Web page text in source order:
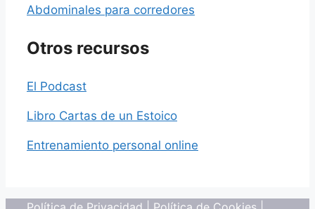
Abdominales para corredores
Otros recursos
El Podcast
Libro Cartas de un Estoico
Entrenamiento personal online